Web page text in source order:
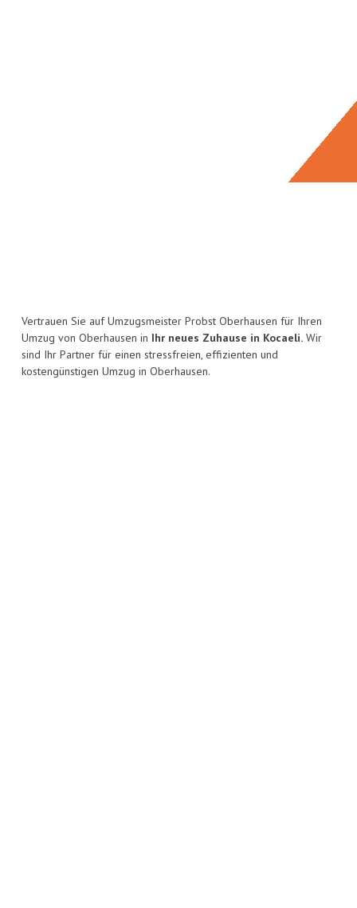
Vertrauen Sie auf Umzugsmeister Probst Oberhausen für Ihren
Umzug von Oberhausen in Ihr neues Zuhause in Kocaeli. Wir
sind Ihr Partner für einen stressfreien, effizienten und
kostengünstigen Umzug in Oberhausen.